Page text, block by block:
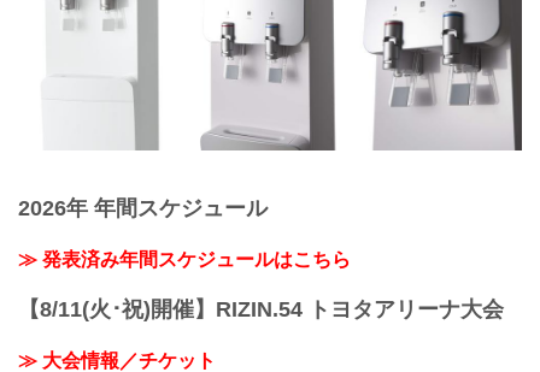
2026年 年間スケジュール
≫ 発表済み年間スケジュールはこちら
【8/11(火･祝)開催】RIZIN.54 トヨタアリーナ大会
≫ 大会情報／チケット